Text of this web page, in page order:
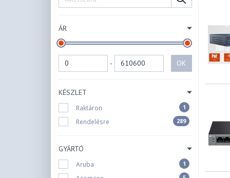
ÁR
- OK
KÉSZLET
Raktáron 1
Rendelésre 289
GYÁRTÓ
Aruba 1